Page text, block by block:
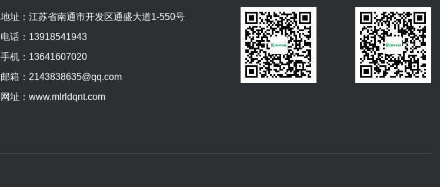
地址：江苏省南通市开发区通盛大道1-550号
电话： 13918541943
手机： 13641607020
邮箱： 2143838635@qq.com
网址： www.mlrldqnt.com